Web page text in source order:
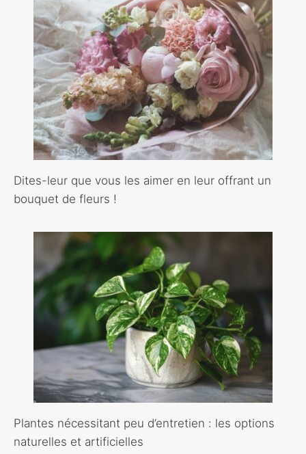
Dites-leur que vous les aimer en leur offrant un
bouquet de fleurs !
Plantes nécessitant peu d’entretien : les options
naturelles et artificielles